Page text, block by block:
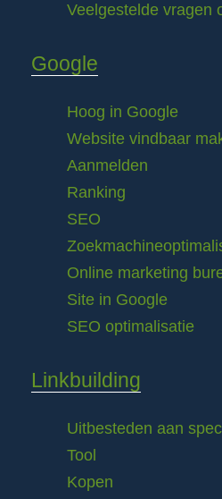
Veelgestelde vragen
Google
Hoog in Google
Website vindbaar
Aanmelden
Ranking
SEO
Online marketing
Site in Google
SEO optimalisatie
Linkbuilding
Uitbesteden aan
Tool
Kopen